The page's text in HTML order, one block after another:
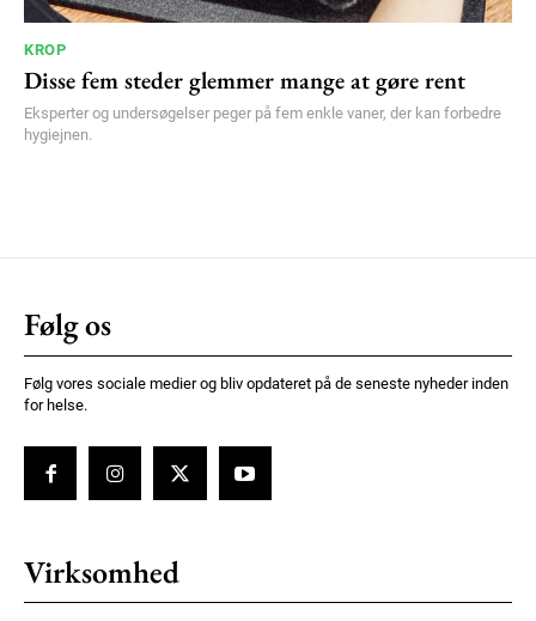
KROP
Disse fem steder glemmer mange at gøre rent
Eksperter og undersøgelser peger på fem enkle vaner, der kan forbedre
hygiejnen.
Følg os
Følg vores sociale medier og bliv opdateret på de seneste nyheder inden
for helse.
Virksomhed